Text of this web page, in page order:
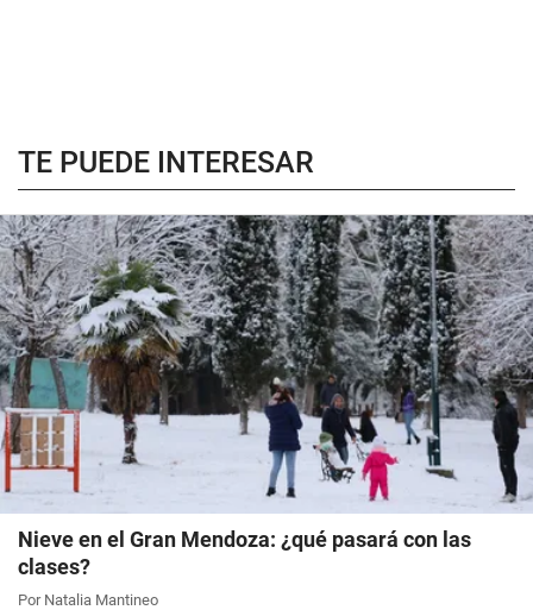
TE PUEDE INTERESAR
Nieve en el Gran Mendoza: ¿qué pasará con las
clases?
Por Natalia Mantineo